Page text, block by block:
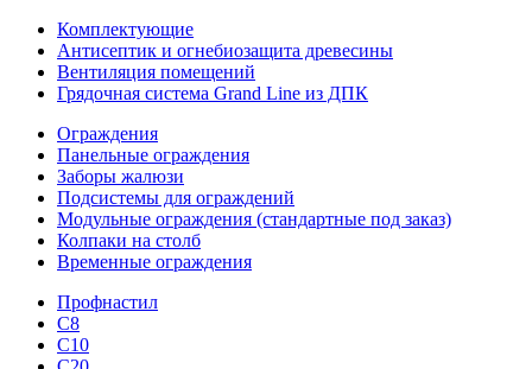
Комплектующие
Антисептик и огнебиозащита древесины
Вентиляция помещений
Грядочная система Grand Line из ДПК
Ограждения
Панельные ограждения
Заборы жалюзи
Подсистемы для ограждений
Модульные ограждения (стандартные под заказ)
Колпаки на столб
Временные ограждения
Профнастил
С8
С10